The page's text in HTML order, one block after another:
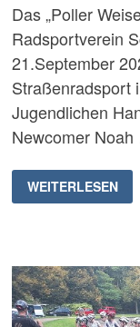
Das „Poller
Radsportverein
21.September
Straßenradsport
Jugendlichen
Newcomer
POLLER
WIESEN
CRIT
WEITERLESEN